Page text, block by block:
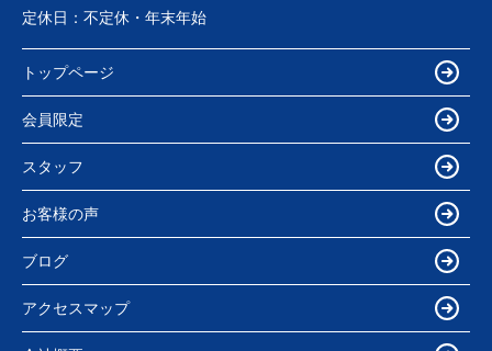
定休日： 不定休・年末年始
トップページ
会員限定
スタッフ
お客様の声
ブログ
アクセスマップ